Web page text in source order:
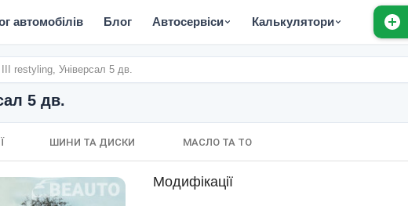
автомобілів Блог Автосервіси Калькулятори
restyling, Універсал 5 дв.
5 дв.
ШИНИ ТА ДИСКИ МАСЛО ТА ТО
Модифікації